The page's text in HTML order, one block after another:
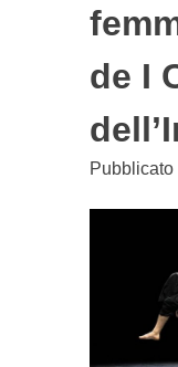
de I
Pubblicato